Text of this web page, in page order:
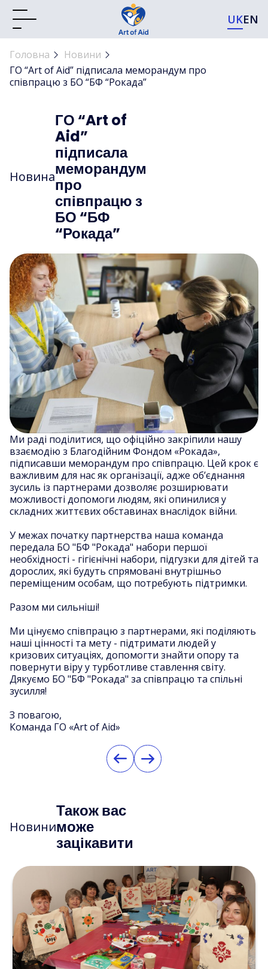
UKEN
Головна
Новини
ГО “Art of Aid” підписала меморандум про
співпрацю з БО “БФ “Рокада”
Новина
ГО “Art of
Aid”
підписала
меморандум
про
співпрацю з
БО “БФ
“Рокада”
Ми раді поділитися, що офіційно закріпили нашу
взаємодію з Благодійним Фондом «Рокада»,
підписавши меморандум про співпрацю. Цей крок є
важливим для нас як організації, адже об’єднання
зусиль із партнерами дозволяє розширювати
можливості допомоги людям, які опинилися у
складних життєвих обставинах внаслідок війни.
У межах початку партнерства наша команда
передала БО "БФ "Рокада" набори першої
необхідності - гігієнічні набори, підгузки для дітей та
дорослих, які будуть спрямовані внутрішньо
переміщеним особам, що потребують підтримки.
Разом ми сильніші!
Ми цінуємо співпрацю з партнерами, які поділяють
наші цінності та мету - підтримати людей у
кризових ситуаціях, допомогти знайти опору та
повернути віру у турботливе ставлення світу.
Дякуємо БО "БФ "Рокада" за співпрацю та спільні
зусилля!
З повагою,
Команда ГО «Art of Aid»
Новини
Також вас
може
зацікавити